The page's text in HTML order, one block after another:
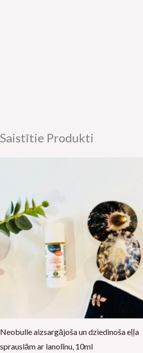
Saistītie Produkti
Neobulle aizsargājoša un dziedinoša eļļa
sprauslām ar lanolīnu, 10ml